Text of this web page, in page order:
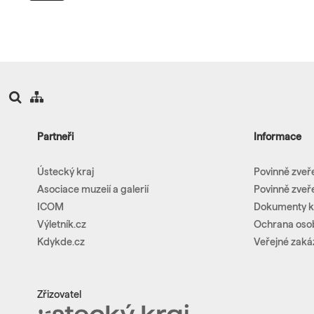
Partneři
Ústecký kraj
Asociace muzeií a galerií
ICOM
Výletník.cz
Kdykde.cz
Zřizovatel
Informace
Povinně
Povinně
Dokumenty
Ochrana
Veřejné